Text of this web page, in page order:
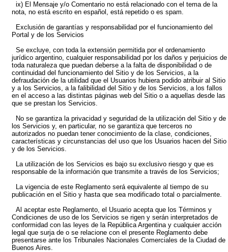
ix) El Mensaje y/o Comentario no está relacionado con el tema de la
nota, no está escrito en español, está repetido o es spam.
Exclusión de garantías y responsabilidad por el funcionamiento del
Portal y de los Servicios
Se excluye, con toda la extensión permitida por el ordenamiento
jurídico argentino, cualquier responsabilidad por los daños y perjuicios de
toda naturaleza que puedan deberse a la falta de disponibilidad o de
continuidad del funcionamiento del Sitio y de los Servicios, a la
defraudación de la utilidad que el Usuarios hubiera podido atribuir al Sitio
y a los Servicios, a la falibilidad del Sitio y de los Servicios, a los fallos
en el acceso a las distintas páginas web del Sitio o a aquellas desde las
que se prestan los Servicios.
No se garantiza la privacidad y seguridad de la utilización del Sitio y de
los Servicios y, en particular, no se garantiza que terceros no
autorizados no puedan tener conocimiento de la clase, condiciones,
características y circunstancias del uso que los Usuarios hacen del Sitio
y de los Servicios.
La utilización de los Servicios es bajo su exclusivo riesgo y que es
responsable de la información que transmite a través de los Servicios;
La vigencia de este Reglamento será equivalente al tiempo de su
publicación en el Sitio y hasta que sea modificado total o parcialmente.
Al aceptar este Reglamento, el Usuario acepta que los Términos y
Condiciones de uso de los Servicios se rigen y serán interpretados de
conformidad con las leyes de la República Argentina y cualquier acción
legal que surja de o se relacione con el presente Reglamento debe
presentarse ante los Tribunales Nacionales Comerciales de la Ciudad de
Buenos Aires.